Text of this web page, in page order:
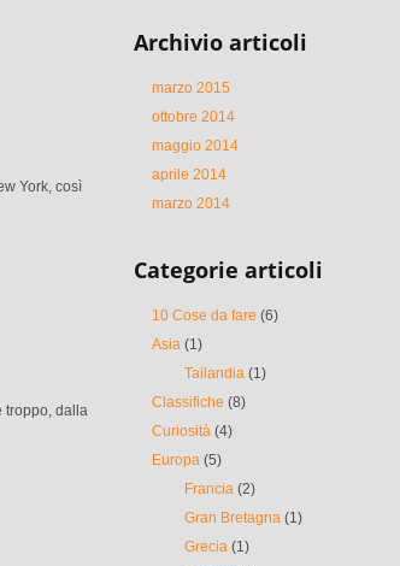
York, così
troppo, dalla
Archivio articoli
marzo 2015
ottobre 2014
maggio 2014
aprile 2014
marzo 2014
Categorie articoli
10 Cose da fare (6)
Asia (1)
Tailandia (1)
Classifiche (8)
Curiosità (4)
Europa (5)
Francia (2)
Gran Bretagna (1)
Grecia (1)